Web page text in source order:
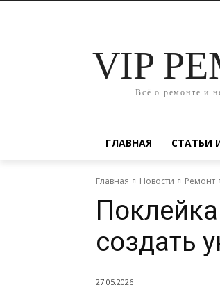
VIP
Всё о ремонте и
ГЛАВНАЯ СТАТЬИ
Главная Новости Ремонт
создать
27.05.2026